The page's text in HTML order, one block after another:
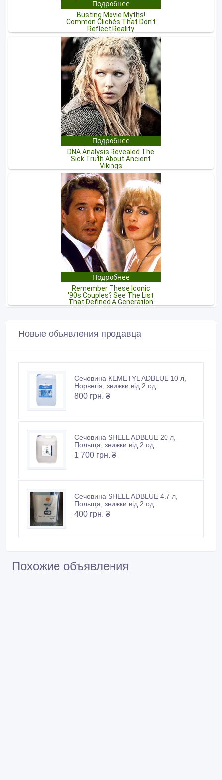
Новые объявления продавца
Сечовина KEMETYL ADBLUE 10 л,
Норвегія, знижки від 2 од.
800 грн. ₴
Сечовина SHELL ADBLUE 20 л,
Польща, знижки від 2 од.
1 700 грн. ₴
Сечовина SHELL ADBLUE 4.7 л,
Польща, знижки від 2 од.
400 грн. ₴
Похожие объявления